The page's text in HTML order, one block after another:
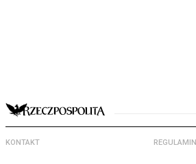
KONTAKT REGULAMIN